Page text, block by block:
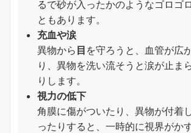
るで砂が入ったかのようなゴロゴ
ともあります。
充血や涙
異物から 目 を守ろうと、血管が広
り、異物を洗い流そうと涙が止ま
りします。
視力の低下
角膜に傷がついたり、異物が付着
ったりすると、一時的に視界がか